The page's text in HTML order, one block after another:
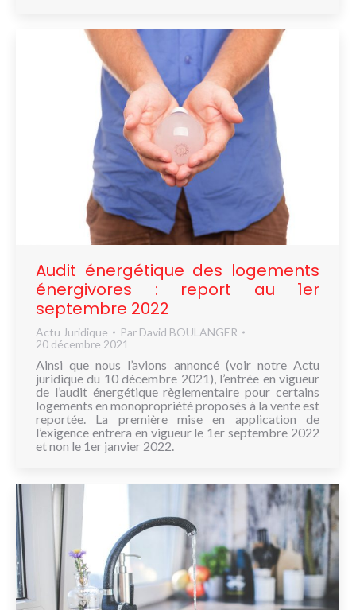
Audit énergétique des logements
énergivores : report au 1er
septembre 2022
Actu Juridique Par David BOULANGER
20 décembre 2021
Ainsi que nous l’avions annoncé (voir notre Actu
juridique du 10 décembre 2021), l’entrée en vigueur
de l’audit énergétique règlementaire pour certains
logements en monopropriété proposés à la vente est
reportée. La première mise en application de
l’exigence entrera en vigueur le 1er septembre 2022
et non le 1er janvier 2022.